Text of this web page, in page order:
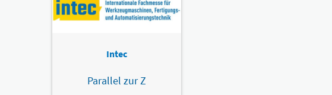
Intec
Parallel zur Z